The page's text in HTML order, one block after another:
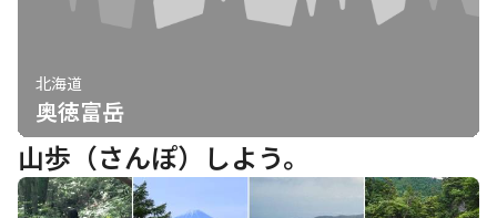
北海道
奥徳富岳
山歩（さんぽ）しよう。